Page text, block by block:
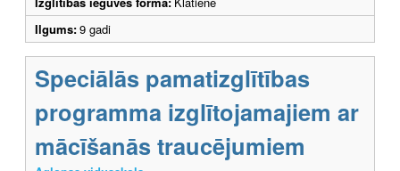
Ilgums:9 gadi
Speciālās pamatizglītības
programma izglītojamajiem ar
mācīšanās traucējumiem